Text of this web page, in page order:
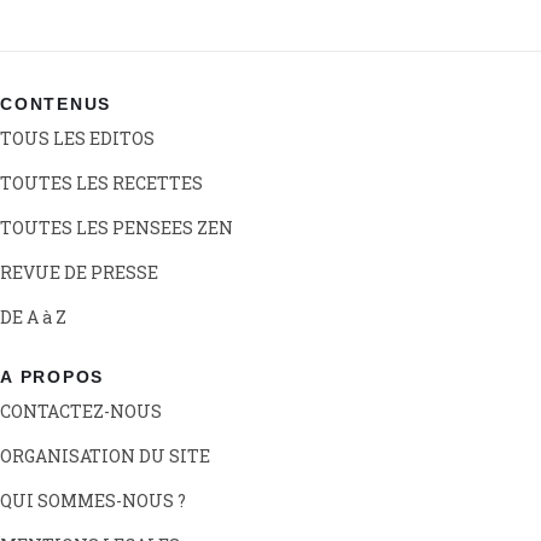
CONTENUS
TOUS LES EDITOS
TOUTES LES RECETTES
TOUTES LES PENSEES ZEN
REVUE DE PRESSE
DE A à Z
A PROPOS
CONTACTEZ-NOUS
ORGANISATION DU SITE
QUI SOMMES-NOUS ?